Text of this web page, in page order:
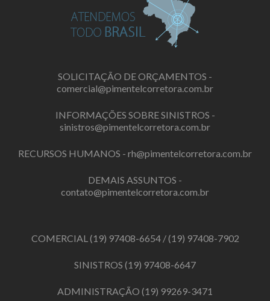
SOLICITAÇÃO DE ORÇAMENTOS -
comercial@pimentelcorretora.com.br
INFORMAÇÕES SOBRE SINISTROS -
sinistros@pimentelcorretora.com.br
RECURSOS HUMANOS - rh@pimentelcorretora.com.br
DEMAIS ASSUNTOS -
contato@pimentelcorretora.com.br
COMERCIAL (19) 97408-6654/(19) 97408-7902
SINISTROS (19) 97408-6647
ADMINISTRAÇÃO (19) 99269-3471